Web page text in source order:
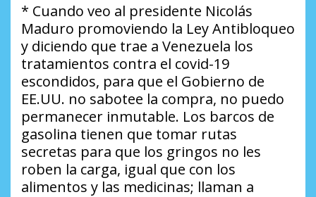
* Cuando veo al presidente Nicolás
Maduro promoviendo la Ley Antibloqueo
y diciendo que trae a Venezuela los
tratamientos contra el covid-19
escondidos, para que el Gobierno de
EE.UU. no sabotee la compra, no puedo
permanecer inmutable. Los barcos de
gasolina tienen que tomar rutas
secretas para que los gringos no les
roben la carga, igual que con los
alimentos y las medicinas; llaman a